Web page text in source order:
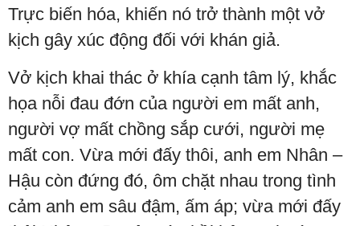
Trực biến hóa, khiến nó trở thành một vở
kịch gây xúc động đối với khán giả.
Vở kịch khai thác ở khía cạnh tâm lý, khắc
họa nỗi đau đớn của người em mất anh,
người vợ mất chồng sắp cưới, người mẹ
mất con. Vừa mới đấy thôi, anh em Nhân –
Hậu còn đứng đó, ôm chặt nhau trong tình
cảm anh em sâu đậm, ấm áp; vừa mới đấy